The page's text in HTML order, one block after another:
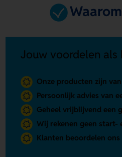
Jouw voordelen als
Onze producten zijn
Persoonlijk advies van
Geheel vrijblijvend een
Wij rekenen geen start-
Klanten beoordelen